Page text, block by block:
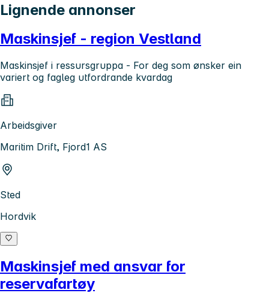
Lignende annonser
Maskinsjef - region Vestland
Maskinsjef i ressursgruppa - For deg som ønsker ein
variert og fagleg utfordrande kvardag
Arbeidsgiver
Maritim Drift, Fjord1 AS
Sted
Hordvik
Maskinsjef med ansvar for
reservafartøy